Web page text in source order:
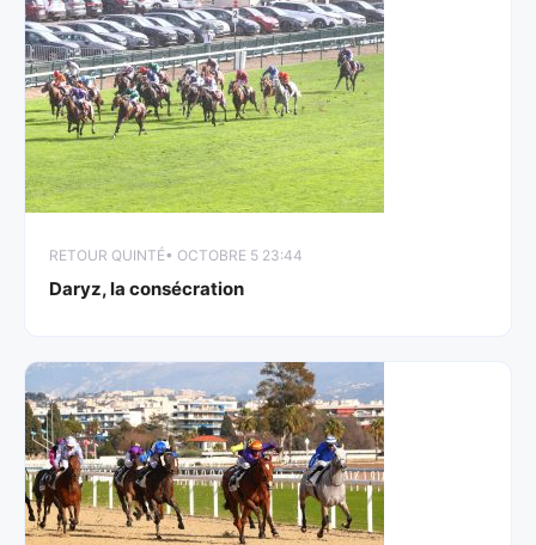
RETOUR QUINTÉ• OCTOBRE 5 23:44
Daryz, la consécration